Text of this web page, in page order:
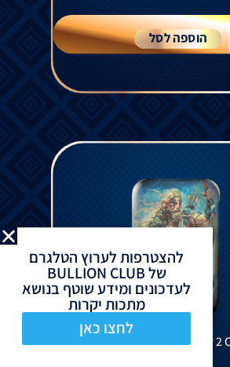
הוספה לסל
Gods - Ull Silver Cast Bar 2
להצטרפות לערוץ הטלגרם
של BULLION CLUB
לעדכונים ומידע שוטף בנושא
מתכות יקרות
לחצו כאן